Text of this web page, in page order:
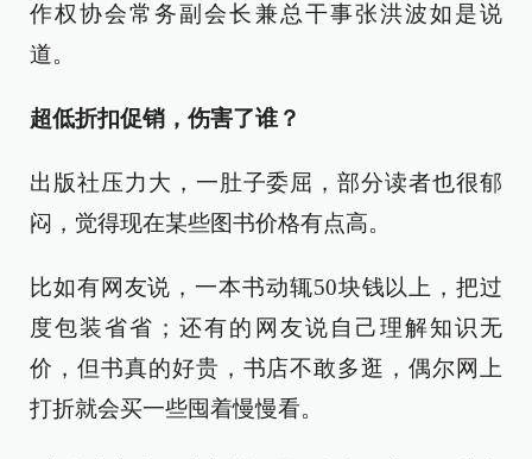
作权协会常务副会长兼总干事张洪波如是说
道。
超低折扣促销，伤害了谁？
出版社压力大，一肚子委屈，部分读者也很郁
闷，觉得现在某些图书价格有点高。
比如有网友说，一本书动辄50块钱以上，把过
度包装省省；还有的网友说自己理解知识无
价，但书真的好贵，书店不敢多逛，偶尔网上
打折就会买一些囤着慢慢看。